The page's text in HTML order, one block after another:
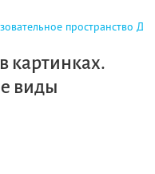
пространство
картинках.
виды